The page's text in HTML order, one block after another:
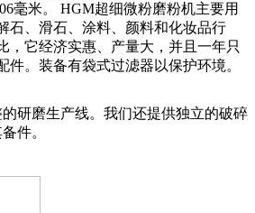
毫米。 HGM超细微粉磨粉机主要用
石、滑石、涂料、颜料和化妆品行
，它经济实惠、产量大，并且一年只
件。装备有袋式过滤器以保护环境。
研磨生产线。我们还提供独立的破碎
件。